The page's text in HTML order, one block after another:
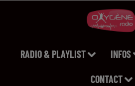
RADIO & PLAYLIST INFOS
CONTACT